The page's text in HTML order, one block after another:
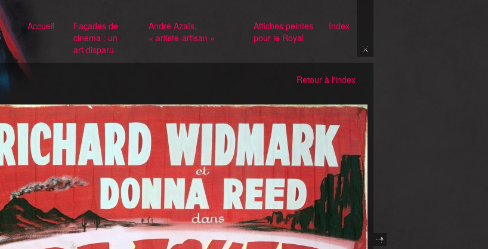
Accueil
Façades de
cinéma : un
art disparu
André Azaïs,
« artiste-artisan »
Affiches peintes
pour le Royal
Index
Retour à l'index